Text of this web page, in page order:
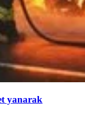
yanarak